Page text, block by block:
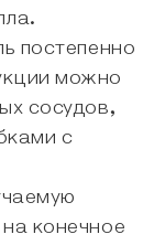
постепенно
можно
сосудов,
с
конечное